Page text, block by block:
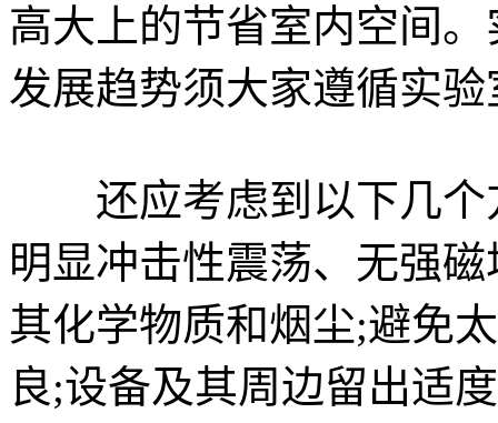
高大上的节省室内空间
发展趋势须大家遵循实
还应考虑到以下几个
明显冲击性震荡、无强
其化学物质和烟尘;避免
良;设备及其周边留出适